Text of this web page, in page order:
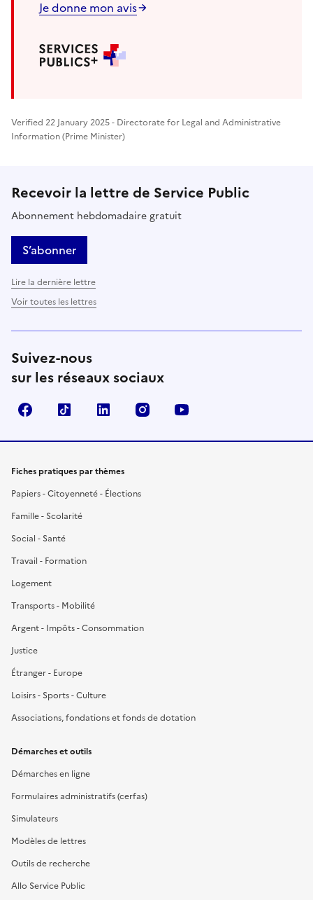
Je donne mon avis
Verified 22 January 2025 - Directorate for Legal and Administrative
Information (Prime Minister)
Recevoir la lettre de Service Public
Abonnement hebdomadaire gratuit
S’abonner
Lire la dernière lettre
Voir toutes les lettres
Suivez-nous
sur les réseaux sociaux
FacebookTikTok LinkedIn Instagram
Fiches pratiques par thèmes
Papiers - Citoyenneté - Élections
Famille - Scolarité
Social - Santé
Travail - Formation
Logement
Transports - Mobilité
Argent - Impôts - Consommation
Justice
Étranger - Europe
Loisirs - Sports - Culture
Associations, fondations et fonds de dotation
Démarches et outils
Démarches en ligne
Formulaires administratifs (cerfas)
Simulateurs
Modèles de lettres
Outils de recherche
Allo Service Public